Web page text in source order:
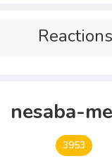
Reactions
nesaba-
3953